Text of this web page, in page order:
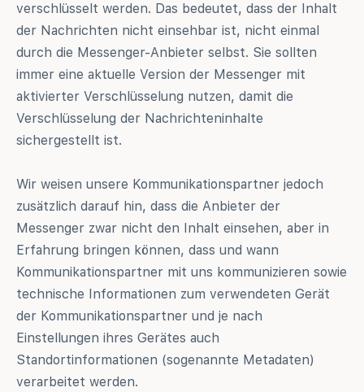
verschlüsselt werden. Das bedeutet, dass der Inhalt
der Nachrichten nicht einsehbar ist, nicht einmal
durch die Messenger-Anbieter selbst. Sie sollten
immer eine aktuelle Version der Messenger mit
aktivierter Verschlüsselung nutzen, damit die
Verschlüsselung der Nachrichteninhalte
sichergestellt ist.
Wir weisen unsere Kommunikationspartner jedoch
zusätzlich darauf hin, dass die Anbieter der
Messenger zwar nicht den Inhalt einsehen, aber in
Erfahrung bringen können, dass und wann
Kommunikationspartner mit uns kommunizieren sowie
technische Informationen zum verwendeten Gerät
der Kommunikationspartner und je nach
Einstellungen ihres Gerätes auch
Standortinformationen (sogenannte Metadaten)
verarbeitet werden.